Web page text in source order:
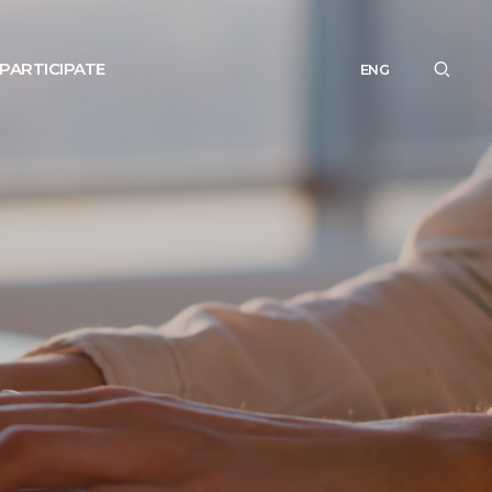
PARTICIPATE ENG